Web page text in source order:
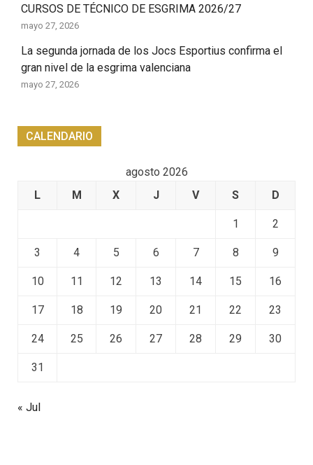
CURSOS DE TÉCNICO DE ESGRIMA 2026/27
mayo 27, 2026
La segunda jornada de los Jocs Esportius confirma el
gran nivel de la esgrima valenciana
mayo 27, 2026
CALENDARIO
agosto 2026
L
M X J V S D
1 2
3 4 5 6 7 8 9
10 11 12 13 14 15 16
17 18 19 20 21 22 23
24 25 26 27 28 29 30
31
« Jul